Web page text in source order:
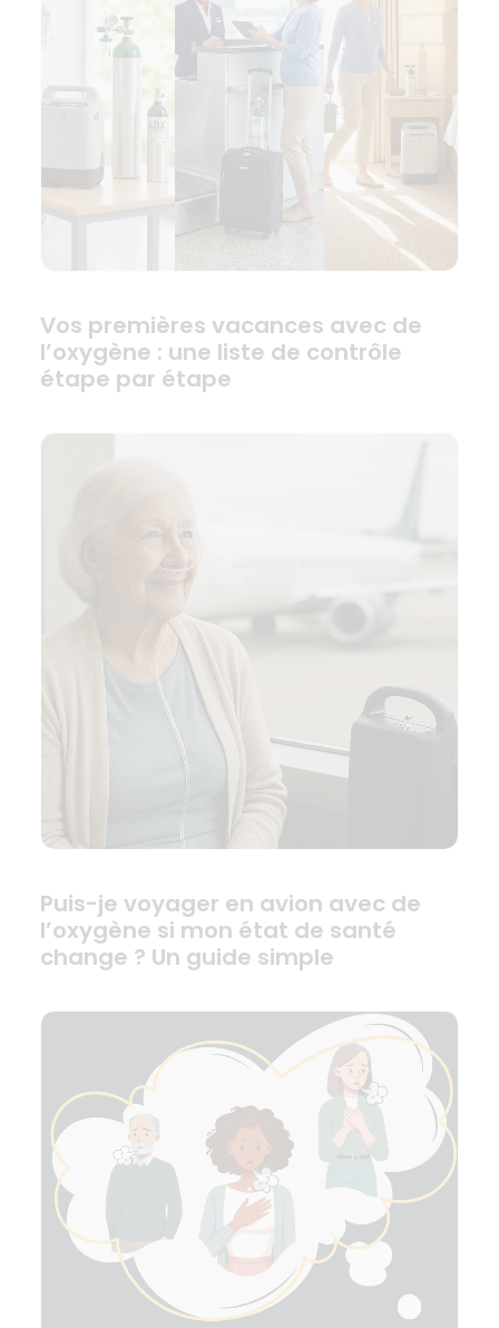
Vos premières vacances avec de
l’oxygène : une liste de contrôle
étape par étape
Puis-je voyager en avion avec de
l’oxygène si mon état de santé
change ? Un guide simple